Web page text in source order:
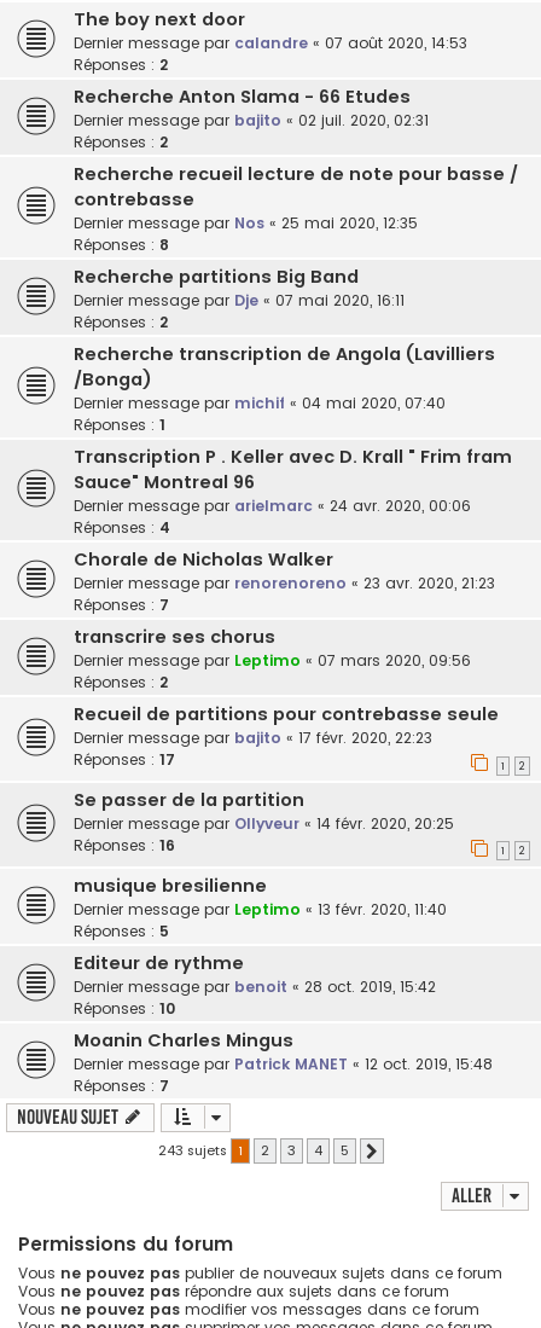
The boy next door
Dernier message par calandre « 07 août 2020, 14:53
Réponses : 2
Recherche Anton Slama - 66 Etudes
Dernier message par bajito « 02 juil. 2020, 02:31
Réponses : 2
Recherche recueil lecture de note pour basse /
contrebasse
Dernier message par Nos « 25 mai 2020, 12:35
Réponses : 8
Recherche partitions Big Band
Dernier message par Dje « 07 mai 2020, 16:11
Réponses : 2
Recherche transcription de Angola (Lavilliers
/Bonga)
Dernier message par michif « 04 mai 2020, 07:40
Réponses : 1
Transcription P . Keller avec D. Krall " Frim fram
Sauce" Montreal 96
Dernier message par arielmarc « 24 avr. 2020, 00:06
Réponses : 4
Chorale de Nicholas Walker
Dernier message par renorenoreno « 23 avr. 2020, 21:23
Réponses : 7
transcrire ses chorus
Dernier message par Leptimo « 07 mars 2020, 09:56
Réponses : 2
Recueil de partitions pour contrebasse seule
Dernier message par bajito « 17 févr. 2020, 22:23
Réponses : 17 1 2
Se passer de la partition
Dernier message par Ollyveur « 14 févr. 2020, 20:25
Réponses : 16 1 2
musique bresilienne
Dernier message par Leptimo « 13 févr. 2020, 11:40
Réponses : 5
Editeur de rythme
Dernier message par benoit « 28 oct. 2019, 15:42
Réponses : 10
Moanin Charles Mingus
Dernier message par Patrick MANET « 12 oct. 2019, 15:48
Réponses : 7
Nouveau sujet
243 sujets 1 2 3 4 5
Aller
Permissions du forum
Vous ne pouvez pas publier de nouveaux sujets dans ce forum
Vous ne pouvez pas répondre aux sujets dans ce forum
Vous ne pouvez pas modifier vos messages dans ce forum